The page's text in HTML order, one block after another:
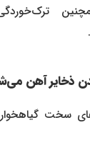
ترک‌خوردگی
آهن
گیاهخواری